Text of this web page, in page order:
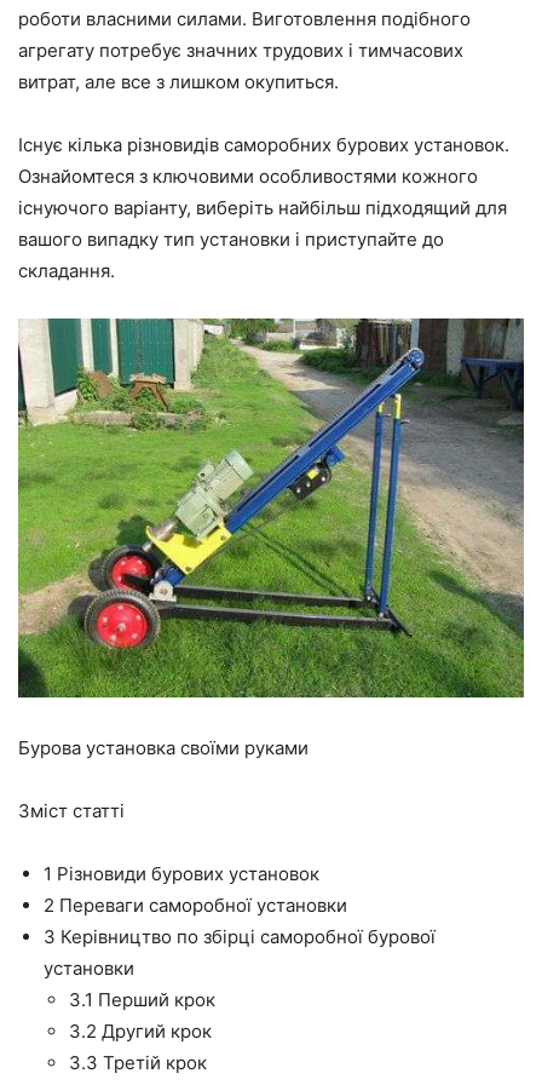
роботи власними силами. Виготовлення подібного
агрегату потребує значних трудових і тимчасових
витрат, але все з лишком окупиться.
Існує кілька різновидів саморобних бурових установок.
Ознайомтеся з ключовими особливостями кожного
існуючого варіанту, виберіть найбільш підходящий для
вашого випадку тип установки і приступайте до
складання.
Бурова установка своїми руками
Зміст статті
1 Різновиди бурових установок
2 Переваги саморобної установки
3 Керівництво по збірці саморобної бурової
установки
3.1 Перший крок
3.2 Другий крок
3.3 Третій крок